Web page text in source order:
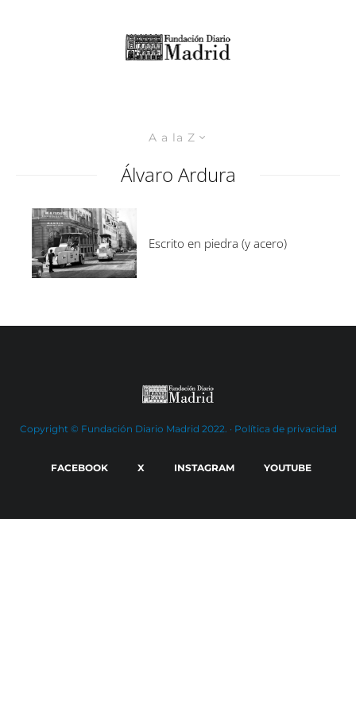
A a la Z
Álvaro Ardura
Escrito en piedra (y acero)
Copyright © Fundación Diario Madrid 2022. · Política de privacidad
FACEBOOK X INSTAGRAM YOUTUBE